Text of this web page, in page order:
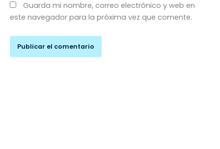
Guarda mi nombre, correo electrónico y web en
este navegador para la próxima vez que comente.